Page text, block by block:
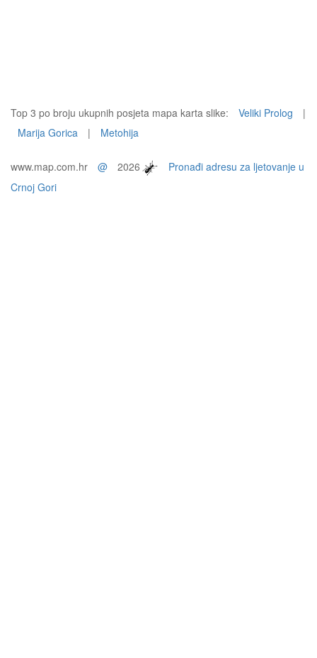
Top 3 po broju ukupnih posjeta mapa karta slike: Veliki Prolog
|
Marija Gorica
| Metohija
www.map.com.hr @ 2026
Pronađi adresu za ljetovanje u
Crnoj Gori